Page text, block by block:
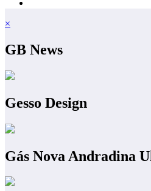
×
GB News
Gesso Design
Gás Nova Andradina